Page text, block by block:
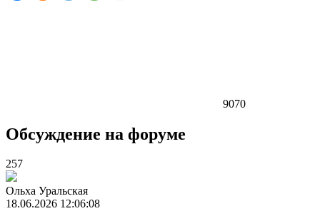
9070
Обсуждение на форуме
257
Ольха Уральская
18.06.2026 12:06:08